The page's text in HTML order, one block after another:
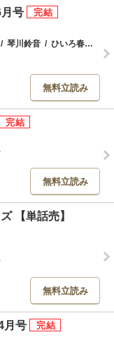
号
/ 琴川鈴音 / ひいろ春霞
無料立読み
無料立読み
【単話売】
無料立読み
月号